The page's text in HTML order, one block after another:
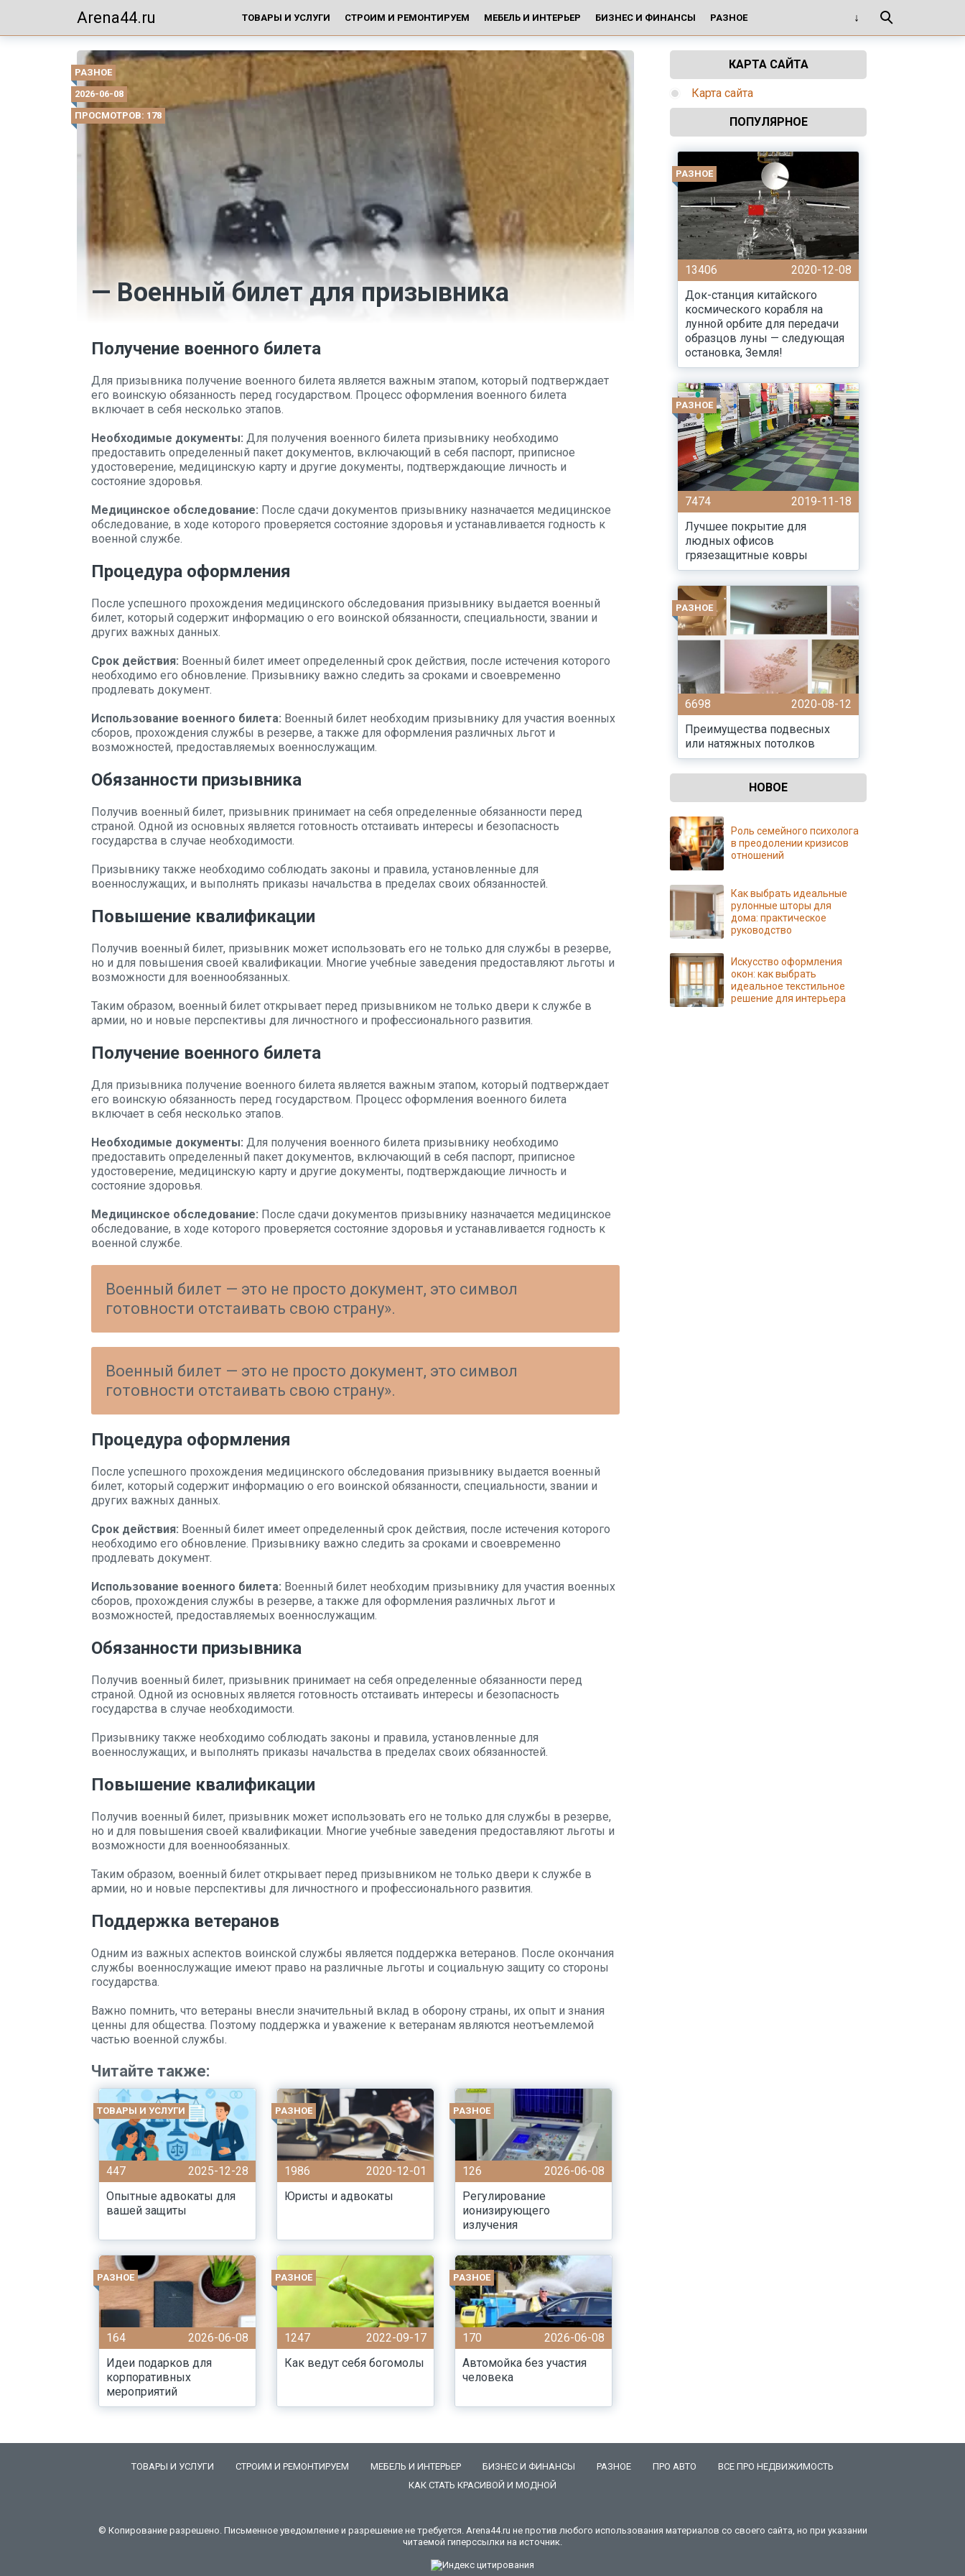
Arena44.ru ТОВАРЫ И УСЛУГИ СТРОИМ И РЕМОНТИРУЕМ МЕБЕЛЬ И ИНТЕРЬЕР БИЗНЕС И ФИНАНСЫ РАЗНОЕ
РАЗНОЕ
2026-06-08
ПРОСМОТРОВ: 178
— Военный билет для призывника
Получение военного билета
Для призывника получение военного билета является важным этапом, который подтверждает
его воинскую обязанность перед государством. Процесс оформления военного билета
включает в себя несколько этапов.
Необходимые документы: Для получения военного билета призывнику необходимо
предоставить определенный пакет документов, включающий в себя паспорт, приписное
удостоверение, медицинскую карту и другие документы, подтверждающие личность и
состояние здоровья.
Медицинское обследование: После сдачи документов призывнику назначается медицинское
обследование, в ходе которого проверяется состояние здоровья и устанавливается годность к
военной службе.
Процедура оформления
После успешного прохождения медицинского обследования призывнику выдается военный
билет, который содержит информацию о его воинской обязанности, специальности, звании и
других важных данных.
Срок действия: Военный билет имеет определенный срок действия, после истечения которого
необходимо его обновление. Призывнику важно следить за сроками и своевременно
продлевать документ.
Использование военного билета: Военный билет необходим призывнику для участия военных
сборов, прохождения службы в резерве, а также для оформления различных льгот и
возможностей, предоставляемых военнослужащим.
Обязанности призывника
Получив военный билет, призывник принимает на себя определенные обязанности перед
страной. Одной из основных является готовность отстаивать интересы и безопасность
государства в случае необходимости.
Призывнику также необходимо соблюдать законы и правила, установленные для
военнослужащих, и выполнять приказы начальства в пределах своих обязанностей.
Повышение квалификации
Получив военный билет, призывник может использовать его не только для службы в резерве,
но и для повышения своей квалификации. Многие учебные заведения предоставляют льготы и
возможности для военнообязанных.
Таким образом, военный билет открывает перед призывником не только двери к службе в
армии, но и новые перспективы для личностного и профессионального развития.
Получение военного билета
Для призывника получение военного билета является важным этапом, который подтверждает
его воинскую обязанность перед государством. Процесс оформления военного билета
включает в себя несколько этапов.
Необходимые документы: Для получения военного билета призывнику необходимо
предоставить определенный пакет документов, включающий в себя паспорт, приписное
удостоверение, медицинскую карту и другие документы, подтверждающие личность и
состояние здоровья.
Медицинское обследование: После сдачи документов призывнику назначается медицинское
обследование, в ходе которого проверяется состояние здоровья и устанавливается годность к
военной службе.
Военный билет — это не просто документ, это символ
готовности отстаивать свою страну».
Военный билет — это не просто документ, это символ
готовности отстаивать свою страну».
Процедура оформления
После успешного прохождения медицинского обследования призывнику выдается военный
билет, который содержит информацию о его воинской обязанности, специальности, звании и
других важных данных.
Срок действия: Военный билет имеет определенный срок действия, после истечения которого
необходимо его обновление. Призывнику важно следить за сроками и своевременно
продлевать документ.
Использование военного билета: Военный билет необходим призывнику для участия военных
сборов, прохождения службы в резерве, а также для оформления различных льгот и
возможностей, предоставляемых военнослужащим.
Обязанности призывника
Получив военный билет, призывник принимает на себя определенные обязанности перед
страной. Одной из основных является готовность отстаивать интересы и безопасность
государства в случае необходимости.
Призывнику также необходимо соблюдать законы и правила, установленные для
военнослужащих, и выполнять приказы начальства в пределах своих обязанностей.
Повышение квалификации
Получив военный билет, призывник может использовать его не только для службы в резерве,
но и для повышения своей квалификации. Многие учебные заведения предоставляют льготы и
возможности для военнообязанных.
Таким образом, военный билет открывает перед призывником не только двери к службе в
армии, но и новые перспективы для личностного и профессионального развития.
Поддержка ветеранов
Одним из важных аспектов воинской службы является поддержка ветеранов. После окончания
службы военнослужащие имеют право на различные льготы и социальную защиту со стороны
государства.
Важно помнить, что ветераны внесли значительный вклад в оборону страны, их опыт и знания
ценны для общества. Поэтому поддержка и уважение к ветеранам являются неотъемлемой
частью военной службы.
Читайте также:
ТОВАРЫ И УСЛУГИ
447
2025-12-28
Опытные адвокаты для
вашей защиты
РАЗНОЕ
1986
2020-12-01
Юристы и адвокаты
РАЗНОЕ
126
2026-06-08
Регулирование
ионизирующего
излучения
РАЗНОЕ
164
2026-06-08
Идеи подарков для
корпоративных
мероприятий
РАЗНОЕ
1247
2022-09-17
Как ведут себя богомолы
РАЗНОЕ
170
2026-06-08
Автомойка без участия
человека
КАРТА САЙТА
Карта сайта
ПОПУЛЯРНОЕ
РАЗНОЕ
13406
2020-12-08
Док-станция китайского
космического корабля на
лунной орбите для передачи
образцов луны — следующая
остановка, Земля!
РАЗНОЕ
7474
2019-11-18
Лучшее покрытие для
людных офисов
грязезащитные ковры
РАЗНОЕ
6698
2020-08-12
Преимущества подвесных
или натяжных потолков
НОВОЕ
Роль семейного психолога
в преодолении кризисов
отношений
Как выбрать идеальные
рулонные шторы для
дома: практическое
руководство
Искусство оформления
окон: как выбрать
идеальное текстильное
решение для интерьера
ТОВАРЫ И УСЛУГИ СТРОИМ И РЕМОНТИРУЕМ МЕБЕЛЬ И ИНТЕРЬЕР БИЗНЕС И ФИНАНСЫ РАЗНОЕ ПРО АВТО
ВСЕ ПРО НЕДВИЖИМОСТЬ
КАК СТАТЬ КРАСИВОЙ И МОДНОЙ
© Копирование разрешено. Письменное уведомление и разрешение не требуется. Arena44.ru не против любого использования материалов со своего сайта, но при указании
читаемой гиперссылки на источник.